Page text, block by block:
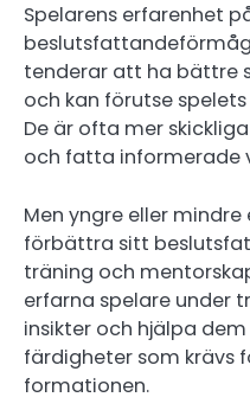
Spelarens erfarenhet
tenderar att ha bättre
och kan förutse
De är ofta mer
och fatta informerade
Men yngre eller
förbättra sitt
träning och
erfarna spelare under
insikter och hjälpa
färdigheter som krävs
formationen.